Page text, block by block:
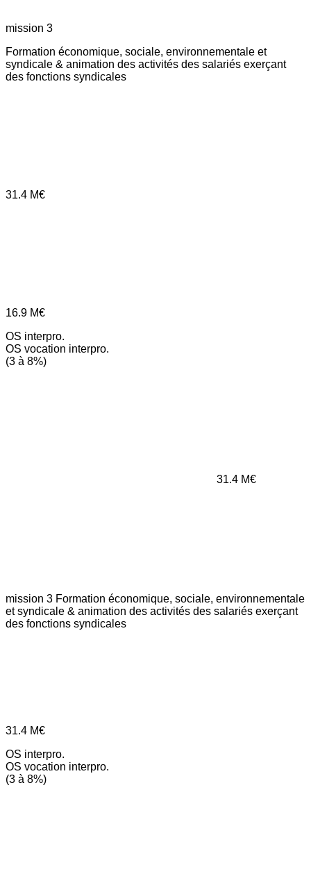
mission 3
Formation économique, sociale, environnementale et
syndicale & animation des activités des salariés exerçant
des fonctions syndicales
31.4 M€
16.9 M€
OS interpro.
OS vocation interpro.
(3 à 8%)
31.4 M€
mission 3 Formation économique, sociale, environnementale
et syndicale & animation des activités des salariés exerçant
des fonctions syndicales
31.4 M€
OS interpro.
OS vocation interpro.
(3 à 8%)